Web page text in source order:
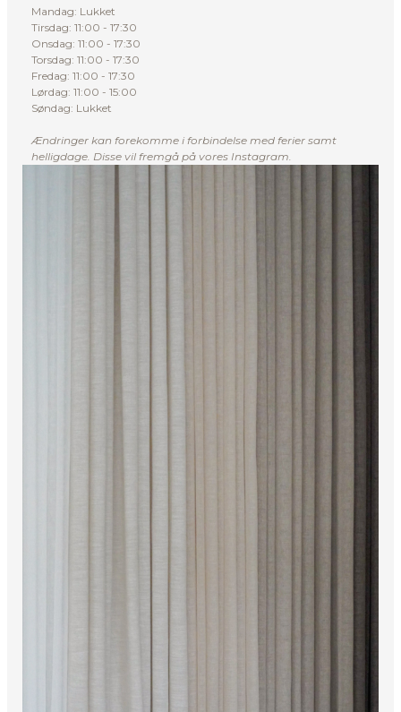
Mandag: Lukket
Tirsdag: 11:00 - 17:30
Onsdag: 11:00 - 17:30
Torsdag: 11:00 - 17:30
Fredag: 11:00 - 17:30
Lørdag: 11:00 - 15:00
Søndag: Lukket
Ændringer kan forekomme i forbindelse med ferier samt
helligdage. Disse vil fremgå på vores Instagram.